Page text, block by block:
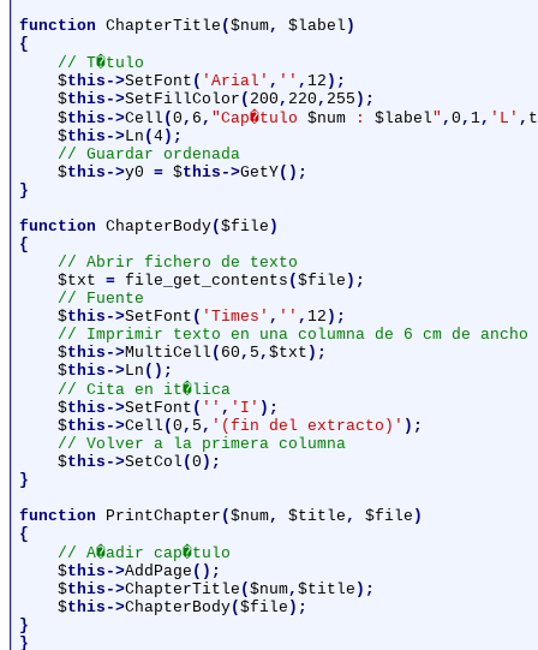
function ChapterTitle ( $num, $label )
{
// T�tulo
$this->SetFont ( 'Arial' , '' , 12 );
$this->SetFillColor ( 200 , 220 , 255 );
$this->Cell ( 0 , 6 , "Cap�tulo $num : $label" , 0 , 1, 'L' ,
$this->Ln ( 4);
// Guardar ordenada
$this->y0 = $this->GetY();
}
function ChapterBody( $file )
{
// Abrir fichero de texto
$txt = file_get_contents ( $file );
// Fuente
$this->SetFont ( 'Times' , '' , 12 );
// Imprimir texto en una columna de 6 cm de ancho
$this->MultiCell ( 60 , 5 , $txt );
$this->Ln ();
// Cita en it�lica
$this->SetFont ( '' , 'I' );
$this->Cell ( 0 , 5 , '(fin del extracto)' );
// Volver a la primera columna
$this->SetCol ( 0 );
}
function
PrintChapter ( $num, $title , $file )
{
// A�adir cap�tulo
$this->AddPage ();
$this->ChapterTitle ( $num, $title );
$this->ChapterBody( $file );
}
}